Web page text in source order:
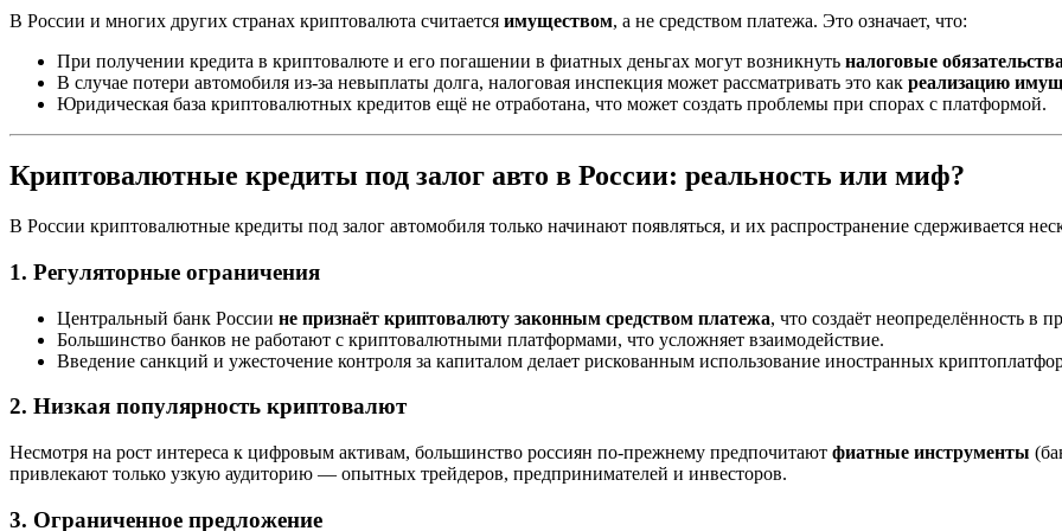
В России и многих других странах криптовалюта считается имуществом, а не средством платежа. Это означает, что:
При получении кредита в криптовалюте и его погашении в фиатных деньгах могут возникнуть налоговые
В случае потери автомобиля из-за невыплаты долга, налоговая инспекция может рассматривать это как реализацию
Юридическая база криптовалютных кредитов ещё не отработана, что может создать проблемы при спорах с платформой.
Криптовалютные кредиты под залог авто в России: реальность или миф?
В России криптовалютные кредиты под залог автомобиля только начинают появляться, и их распространение сдерживается
1. Регуляторные ограничения
Центральный банк России не признаёт криптовалюту законным средством платежа, что создаёт неопределённость в
Большинство банков не работают с криптовалютными платформами, что усложняет взаимодействие.
Введение санкций и ужесточение контроля за капиталом делает рискованным использование иностранных
2. Низкая популярность криптовалют
Несмотря на рост интереса к цифровым активам, большинство россиян по-прежнему предпочитают фиатные инструменты
привлекают только узкую аудиторию — опытных трейдеров, предпринимателей и инвесторов.
3. Ограниченное предложение